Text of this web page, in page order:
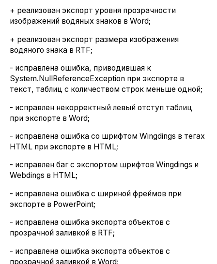
+ реализован экспорт уровня прозрачности
изображений водяных знаков в Word;
+ реализован экспорт размера изображения
водяного знака в RTF;
- исправлена ошибка, приводившая к
System.NullReferenceException при экспорте в
текст, таблиц с количеством строк меньше одной;
- исправлен некорректный левый отступ таблиц
при экспорте в Word;
- исправлена ошибка со шрифтом Wingdings в тегах
HTML при экспорте в HTML;
- исправлен баг с экспортом шрифтов Wingdings и
Webdings в HTML;
- исправлена ошибка с шириной фреймов при
экспорте в PowerPoint;
- исправлена ошибка экспорта объектов с
прозрачной заливкой в RTF;
- исправлена ошибка экспорта объектов с
прозрачной заливкой в Word;